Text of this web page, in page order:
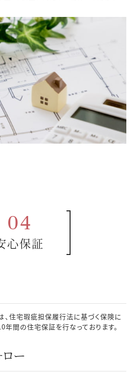
04
心保証
住宅瑕疵担保履行法に基づく保険に
年間の住宅保証を行なっております。
ロー